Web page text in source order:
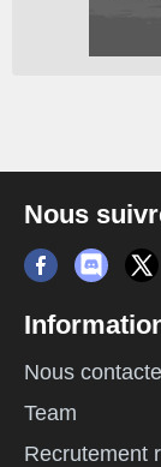
Nous
Nous
Team
Recrutement